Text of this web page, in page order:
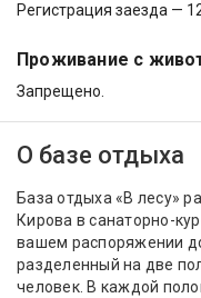
Регистрация заезда —
Проживание с
Запрещено.
О базе отдыха
База отдыха «В лесу»
Кирова в санаторно-
вашем распоряжении
разделенный на две
человек. В каждой